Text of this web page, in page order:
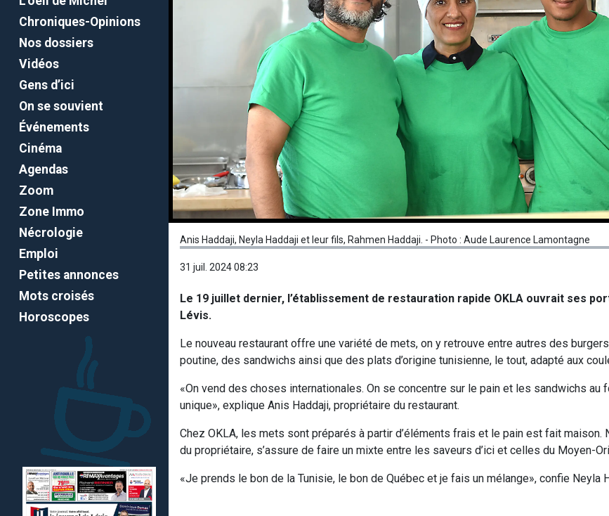
Chroniques-Opinions
Nos dossiers
Vidéos
Gens d’ici
On se souvient
Événements
Cinéma
Agendas
Zoom
Zone Immo
Nécrologie
Emploi
Petites annonces
Mots croisés
Horoscopes
Anis Haddaji, Neyla Haddaji et leur fils, Rahmen Haddaji. - Photo : Aude Laurence Lamontagne
31 juil. 2024 08:23
Le 19 juillet dernier, l’établissement de restauration rapide OKLA ouvrait ses
Lévis.
Le nouveau restaurant offre une variété de mets, on y retrouve entre autres des
poutine, des sandwichs ainsi que des plats d’origine tunisienne, le tout, adapté aux
«On vend des choses internationales. On se concentre sur le pain et les sandwichs au
unique», explique Anis Haddaji, propriétaire du restaurant.
Chez OKLA, les mets sont préparés à partir d’éléments frais et le pain est fait maison.
du propriétaire, s’assure de faire un mixte entre les saveurs d’ici et celles du Moyen-
«Je prends le bon de la Tunisie, le bon de Québec et je fais un mélange», confie Neyla